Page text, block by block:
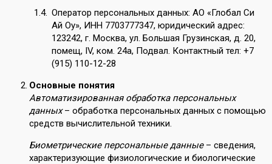
Оператор персональных данных: АО «Глобал Си
Ай Оу», ИНН 7703777347, юридический адрес:
123242, г. Москва, ул. Большая Грузинская, д. 20,
помещ, IV, ком. 24а, Подвал. Контактный тел: +7
(915) 110-12-28
Основные понятия
Автоматизированная обработка персональных
данных– обработка персональных данных с помощью
средств вычислительной техники.
Биометрические персональные данные– сведения,
характеризующие физиологические и биологические